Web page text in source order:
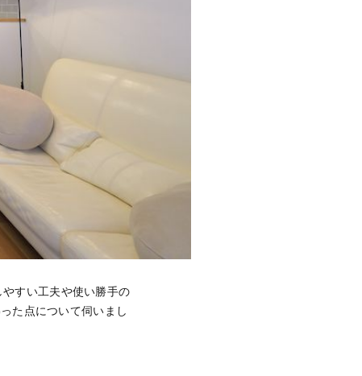
すい工夫や使い勝手の
た点について伺いまし